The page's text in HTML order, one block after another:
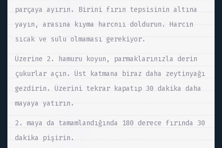
parçaya ayırın. Birini fırın tepsisinin altına
yayın, arasına kıyma harcnıı doldurun. Harcın
sıcak ve sulu olmaması gerekiyor.
Üzerine 2. hamuru koyun, parmaklarınızla derin
çukurlar açın. Üst katmana biraz daha zeytinyağı
gezdirin. Üzerini tekrar kapatıp 30 dakika daha
mayaya yatırın.
2. maya da tamamlandığında 180 derece fırında 30
dakika pişirin.